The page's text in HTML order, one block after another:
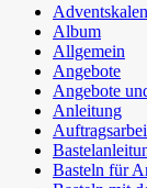
Album
Allgemein
Angebote
Angebote
Anleitung
Basteln für